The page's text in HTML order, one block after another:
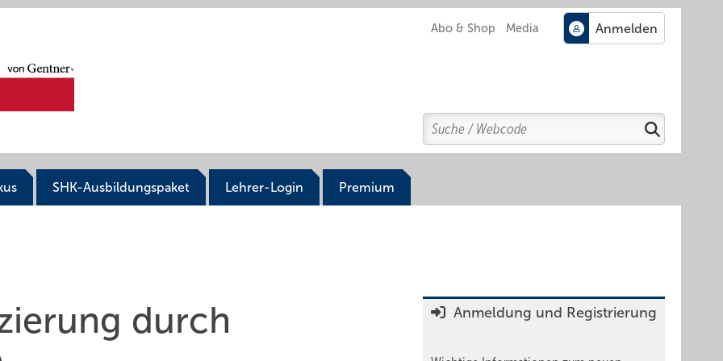
Abo & Shop Media
Search
Suchen
SHK-Ausbildungspaket Lehrer-Login Premium
durch
Anmeldung und Registrierung